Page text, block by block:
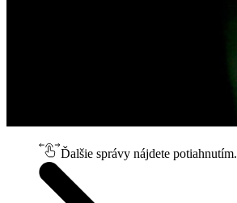
Ďalšie správy nájdete potiahnutím.